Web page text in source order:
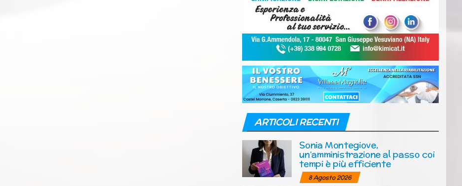
ARTICOLI RECENTI
Sonia Montegiove,
un’amministrazione al passo coi
tempi è più efficiente
8 Agosto 2026